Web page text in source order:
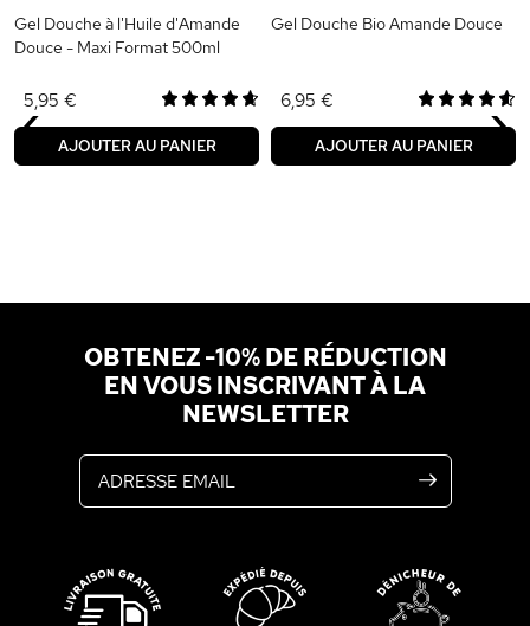
Gel Douche à l'Huile d'Amande
Douce - Maxi Format 500ml
5,95 €
AJOUTER AU PANIER
Gel Douche Bio Amande Douce
6,95 €
AJOUTER AU PANIER
‹ ›
OBTENEZ -10% DE RÉDUCTION
EN VOUS INSCRIVANT À LA
NEWSLETTER